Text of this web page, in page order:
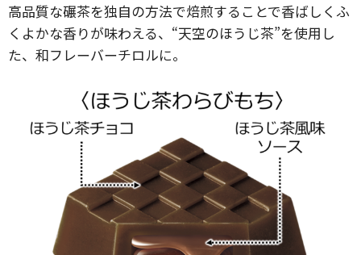
高品質な碾茶を独自の方法で焙煎することで香ばしくふ
くよかな香りが味わえる、“天空のほうじ茶”を使用し
た、和フレーバーチロルに。